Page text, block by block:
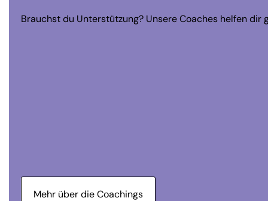
Brauchst du Unterstützung? Unsere Coaches helfen dir
Mehr über die Coachings